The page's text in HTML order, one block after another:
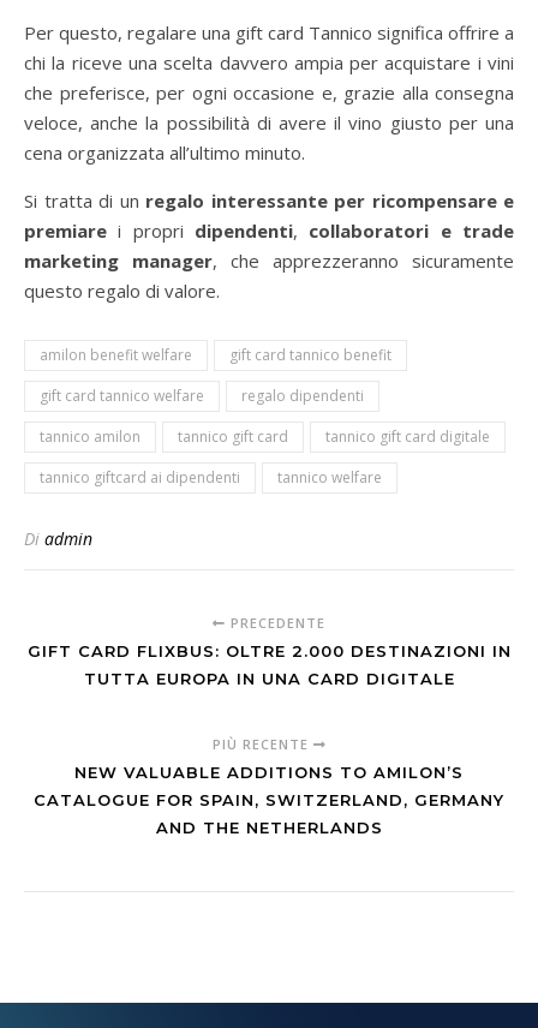
Per questo, regalare una gift card Tannico significa offrire a
chi la riceve una scelta davvero ampia per acquistare i vini
che preferisce, per ogni occasione e, grazie alla consegna
veloce, anche la possibilità di avere il vino giusto per una
cena organizzata all’ultimo minuto.
Si tratta di un regalo interessante per ricompensare e
premiarei propri dipendenti, collaboratori e trade
marketing manager, che apprezzeranno sicuramente
questo regalo di valore.
amilon benefit welfare
gift card tannico benefit
gift card tannico welfare
regalo dipendenti
tannico amilon
tannico gift card
tannico gift card digitale
tannico giftcard ai dipendenti
tannico welfare
Di admin
PRECEDENTE
GIFT CARD FLIXBUS: OLTRE 2.000 DESTINAZIONI IN
TUTTA EUROPA IN UNA CARD DIGITALE
PIÙ RECENTE
NEW VALUABLE ADDITIONS TO AMILON’S
CATALOGUE FOR SPAIN, SWITZERLAND, GERMANY
AND THE NETHERLANDS